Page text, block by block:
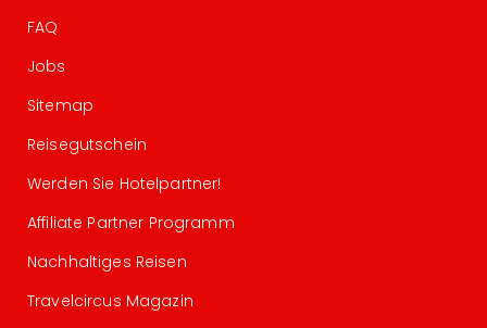
FAQ
Jobs
Sitemap
Reisegutschein
Werden Sie Hotelpartner!
Affiliate Partner Programm
Nachhaltiges Reisen
Travelcircus Magazin